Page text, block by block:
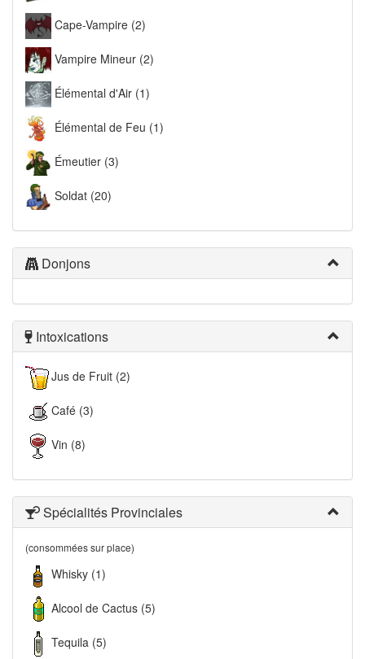
Cape-Vampire (2)
Vampire Mineur (2)
Élémental d'Air (1)
Élémental de Feu (1)
Émeutier (3)
Soldat (20)
Donjons
Intoxications
Jus de Fruit (2)
Café (3)
Vin (8)
Spécialités Provinciales
(consommées sur place)
Whisky (1)
Alcool de Cactus (5)
Tequila (5)